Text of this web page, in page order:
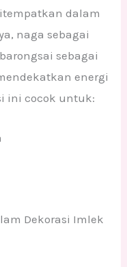
dalam
naga sebagai
sebagai
energi
ini cocok untuk:
Dekorasi Imlek